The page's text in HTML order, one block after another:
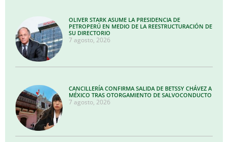
OLIVER STARK ASUME LA PRESIDENCIA DE
PETROPERÚ EN MEDIO DE LA REESTRUCTURACIÓN DE
SU DIRECTORIO
7 agosto, 2026
CANCILLERÍA CONFIRMA SALIDA DE BETSSY CHÁVEZ A
MÉXICO TRAS OTORGAMIENTO DE SALVOCONDUCTO
7 agosto, 2026